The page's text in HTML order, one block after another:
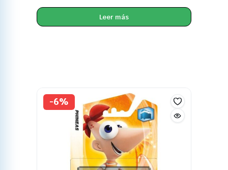
Leer más
-6%